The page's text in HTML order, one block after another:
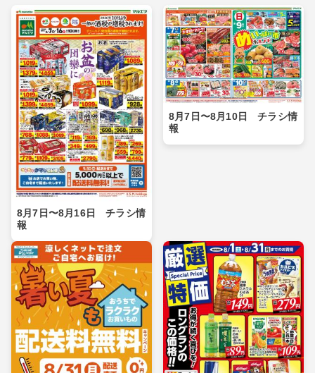
8月7日〜8月16日 チラシ情
報
8月7日〜8月10日 チラシ情
報